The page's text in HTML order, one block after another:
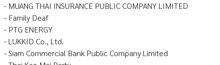
- MUANG THAI INSURANCE PUBLIC COMPANY LIMITED
- Family Deaf
- PTG ENERGY
- LUKKID Co., Ltd.
- Siam Commercial Bank Public Company Limited